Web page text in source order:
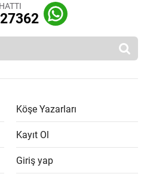
Köşe Yazarları
Kayıt Ol
Giriş yap